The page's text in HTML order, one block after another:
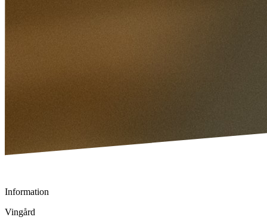
Information
Vingård